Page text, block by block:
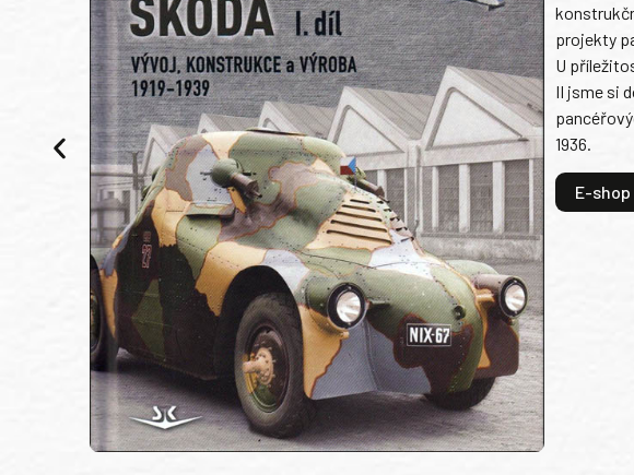
projekty
U
II jsme si
1936.
E-shop